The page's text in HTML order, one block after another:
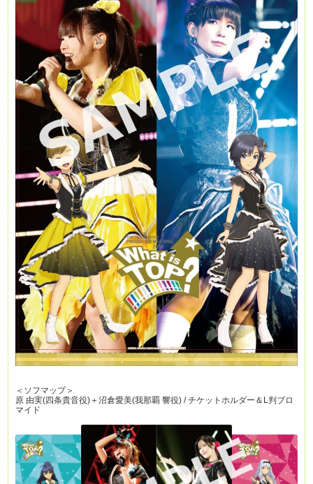
＜ソフマップ＞
原 由実(四条貴音役)＋沼倉愛美(我那覇 響役) / チケットホルダー＆L判ブロ
マイド